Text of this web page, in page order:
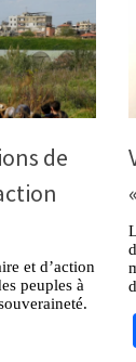
de
et d’action
peuples à